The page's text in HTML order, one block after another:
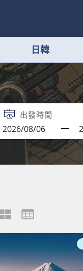
日韓
出發時間